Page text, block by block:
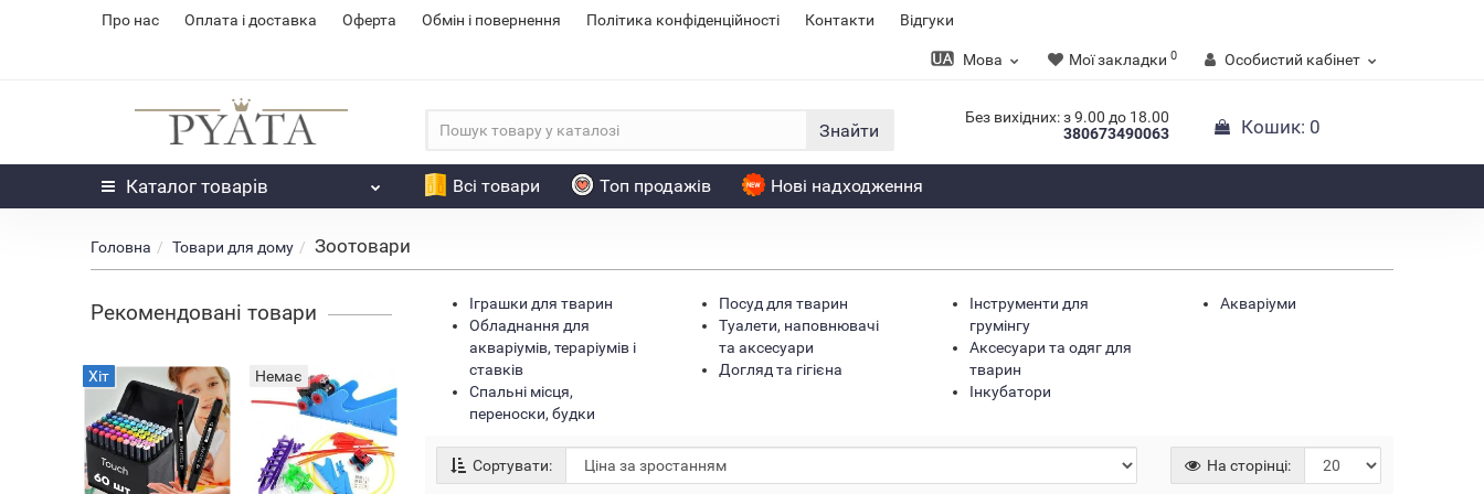
Про нас Оплата і доставка Оферта Обмін і повернення Політика конфіденційності Контакти Відгуки
Мова Мої закладки 0 Особистий кабінет
Знайти
Без вихідних: з 9.00 до 18.00
380673490063
Кошик: 0
Каталог товарів Всі товари Топ продажів Нові надходження
Головна Товари для дому Зоотовари
Рекомендовані товари
Хіт Немає
Іграшки для тварин
Обладнання для
акваріумів, тераріумів і
ставків
Спальні місця,
переноски, будки
Посуд для тварин
Туалети, наповнювачі
та аксесуари
Догляд та гігієна
Інструменти для
грумінгу
Аксесуари та одяг для
тварин
Інкубатори
Акваріуми
Сортувати: На сторінці: